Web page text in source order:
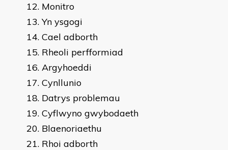
Monitro
Yn ysgogi
Cael adborth
Rheoli perfformiad
Argyhoeddi
Cynllunio
Datrys problemau
Cyflwyno gwybodaeth
Blaenoriaethu
Rhoi adborth